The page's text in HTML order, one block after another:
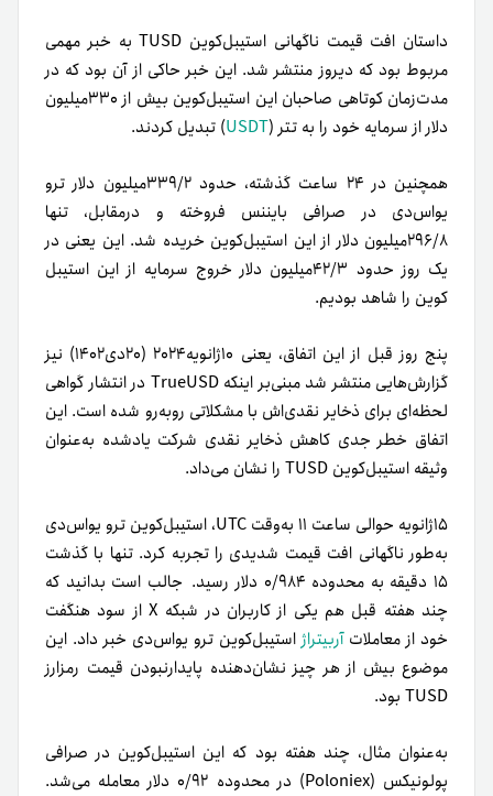
داستان افت قیمت ناگهانی استیبل‌کوین TUSD به خبر مهمی
مربوط بود که دیروز منتشر شد. این خبر حاکی از آن بود که در
مدت‌زمان کوتاهی صاحبان این استیبل‌کوین بیش از ۳۳۰میلیون
دلار از سرمایه خود را به تتر (USDT) تبدیل کردند.
همچنین در ۲۴ ساعت گذشته، حدود ۳۳۹/۲میلیون دلار ترو
یواس‌دی در صرافی بایننس فروخته و درمقابل، تنها
۲۹۶/۸میلیون دلار از این استیبل‌کوین خریده شد. این یعنی در
یک روز حدود ۴۲/۳میلیون دلار خروج سرمایه از این استیبل
کوین را شاهد بودیم.
پنج روز قبل از این اتفاق، یعنی ۱۰ژانویه۲۰۲۴ (۲۰دی۱۴۰۲) نیز
گزارش‌هایی منتشر شد مبنی‌بر اینکه TrueUSD در انتشار گواهی
لحظه‌ای برای ذخایر نقدی‌اش با مشکلاتی روبه‌رو شده است. این
اتفاق خطر جدی کاهش ذخایر نقدی شرکت یادشده به‌عنوان
وثیقه استیبل‌کوین TUSD را نشان می‌داد.
۱۵ژانویه حوالی ساعت ۱۱ به‌وقت UTC، استیبل‌کوین ترو یواس‌دی
به‌طور ناگهانی افت قیمت شدیدی را تجربه کرد. تنها با گذشت
۱۵ دقیقه به محدوده ۰/۹۸۴ دلار رسید.
جالب است بدانید که
چند هفته قبل هم یکی از کاربران در شبکه X از سود هنگفت
خود از معاملاتآربیتراژاستیبل‌کوین ترو یواس‌دی خبر داد. این
موضوع بیش از هر چیز نشان‌دهنده پایدارنبودن قیمت رمزارز
TUSD بود.
به‌عنوان مثال، چند هفته بود که این استیبل‌کوین در صرافی
پولونیکس (Poloniex) در محدوده ۰/۹۲ دلار معامله می‌شد.